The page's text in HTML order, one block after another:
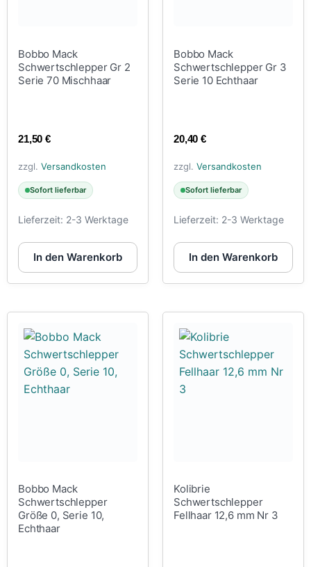
Bobbo Mack
Schwertschlepper Gr 2
Serie 70 Mischhaar
21,50€
zzgl. Versandkosten
Sofort lieferbar
Lieferzeit: 2-3 Werktage
In den Warenkorb
Bobbo Mack
Schwertschlepper Gr 3
Serie 10 Echthaar
20,40€
zzgl. Versandkosten
Sofort lieferbar
Lieferzeit: 2-3 Werktage
In den Warenkorb
Bobbo Mack
Schwertschlepper
Größe 0, Serie 10,
Echthaar
Kolibrie
Schwertschlepper
Fellhaar 12,6 mm Nr 3